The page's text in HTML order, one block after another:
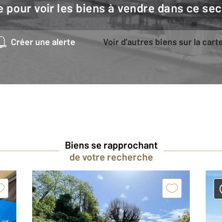
pour voir les biens à vendre dans ce
Créer une alerte Voir d'autres biens sur la
Biens se rapprochant
de votre recherche